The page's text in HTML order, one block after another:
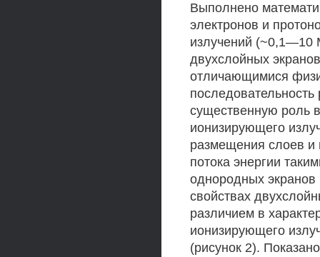
Выполнено
электронов и
излучений (~0,1—10
двухслойных
отличающимися
существенную роль
ионизирующего
размещения слоев и
потока энергии
однородных экранов
свойствах
различием в
ионизирующего
(рисунок 2).